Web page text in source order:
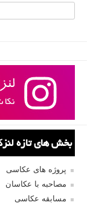
بخش های تازه
پروژه های عکاسی
مصاحبه با عکاسان
مسابقه عکاسی